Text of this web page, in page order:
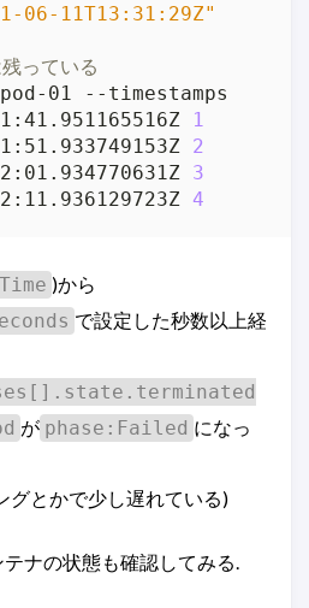
06-11T13:31:29Z"
っている
1
2
3
4
)から
で設定した秒数以上経
が phase:Failed になっ
グとかで少し遅れている)
テナの状態も確認してみる.